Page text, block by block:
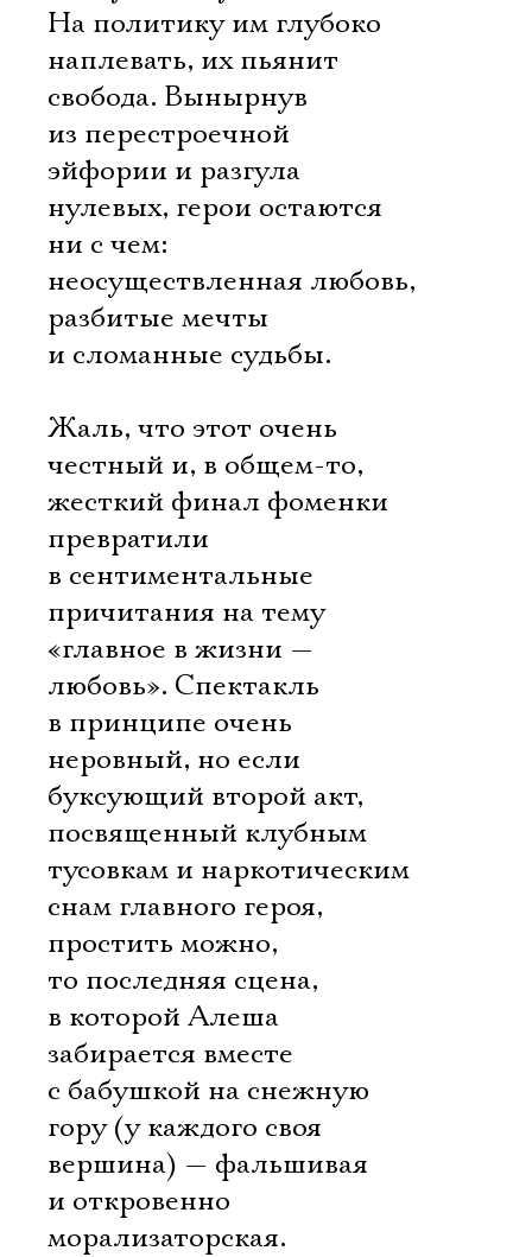
На политику им глубоко
наплевать, их пьянит
свобода. Вынырнув
из перестроечной
эйфории и разгула
нулевых, герои остаются
ни с чем:
неосуществленная любовь,
разбитые мечты
и сломанные судьбы.
Жаль, что этот очень
честный и, в общем-то,
жесткий финал фоменки
превратили
в сентиментальные
причитания на тему
«главное в жизни —
любовь». Спектакль
в принципе очень
неровный, но если
буксующий второй акт,
посвященный клубным
тусовкам и наркотическим
снам главного героя,
простить можно,
то последняя сцена,
в которой Алеша
забирается вместе
с бабушкой на снежную
гору (у каждого своя
вершина) — фальшивая
и откровенно
морализаторская.